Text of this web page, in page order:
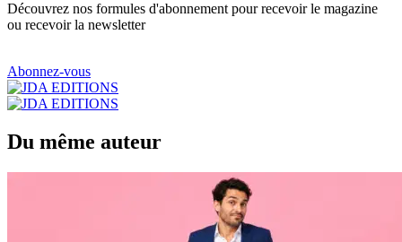
Découvrez nos formules d'abonnement pour recevoir le magazine
ou recevoir la newsletter
Abonnez-vous
Du même auteur